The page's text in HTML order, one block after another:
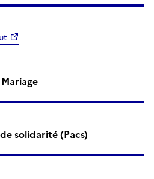
Mariage
solidarité (Pacs)